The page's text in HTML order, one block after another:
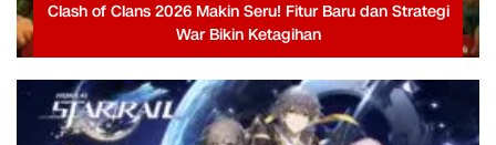
Clash of Clans 2026 Makin Seru! Fitur Baru dan Strategi
War Bikin Ketagihan